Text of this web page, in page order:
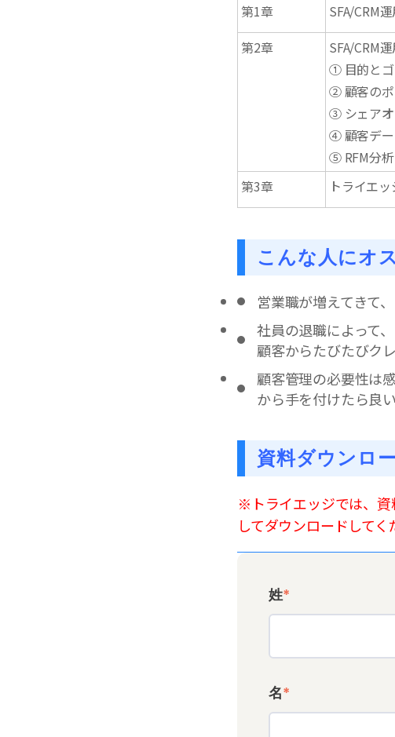
第1章
SFA/CRM
第2章
SFA/CRM
① 目的とゴ
② 顧客のポ
③ シェアオ
④ 顧客デー
⑤ RFM分
第3章
トライエ
こんな人にオ
営業職が増えてきて
社員の退職によって
顧客からたびたびク
顧客管理の必要性は
から手を付けたら良
資料ダウンロ
※トライエッジでは、資
してダウンロードしてく
姓*
名*